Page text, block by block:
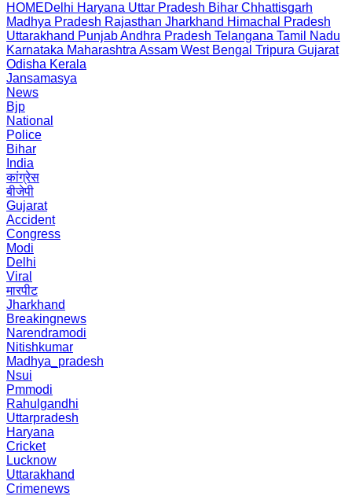
HOMEDelhi Haryana Uttar Pradesh Bihar Chhattisgarh
Madhya Pradesh Rajasthan Jharkhand Himachal Pradesh
Uttarakhand PunjabAndhra Pradesh Telangana Tamil Nadu
Karnataka Maharashtra Assam West Bengal Tripura Gujarat
Odisha Kerala
Jansamasya
News
Bjp
National
Police
Bihar
India
कांग्रेस
बीजेपी
Gujarat
Accident
Congress
Modi
Delhi
Viral
मारपीट
Jharkhand
Breakingnews
Narendramodi
Nitishkumar
Madhya_pradesh
Nsui
Pmmodi
Rahulgandhi
Uttarpradesh
Haryana
Cricket
Lucknow
Uttarakhand
Crimenews